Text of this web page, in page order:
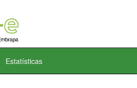
Estatísticas